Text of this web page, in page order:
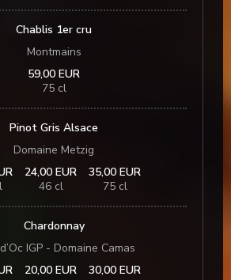
Chablis 1er cru
Montmains
59,00 EUR
75 cl
Pinot Gris Alsace
Domaine Metzig
24,00 EUR
46 cl
35,00 EUR
75 cl
Chardonnay
IGP - Domaine Camas
20,00 EUR
30,00 EUR